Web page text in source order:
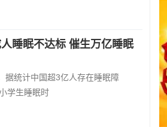
睡眠不达标 催生万亿睡眠
据统计中国超3亿人存在睡眠障
学生睡眠时